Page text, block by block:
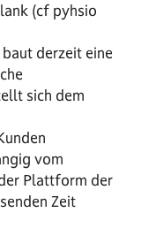
(cf pyhsio
derzeit eine
sich dem
vom
Plattform der
Zeit